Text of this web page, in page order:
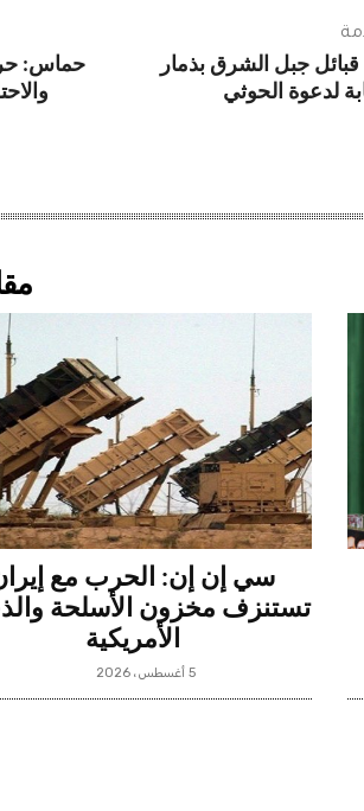
حماس:
قبائل جبل الشرق بذمار
لدعوة الحوثي
سي إن إن: الحرب مع
تستنزف مخزون الأسلحة
الأمريكية
5 أغسطس، 2026